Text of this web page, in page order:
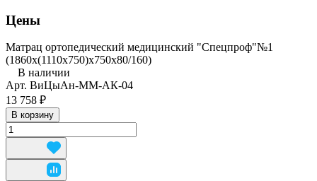
Цены
Матрац ортопедический медицинский "Спецпроф"№1
(1860х(1110х750)х750х80/160)
В наличии
Арт. ВиЦыАн-ММ-АК-04
13 758 ₽
В корзину